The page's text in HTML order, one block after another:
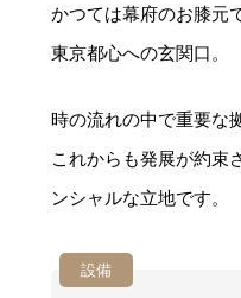
かつては幕府のお膝元
東京都心への玄関口。
時の流れの中で重要な
これからも発展が約束
ンシャルな立地です。
設備